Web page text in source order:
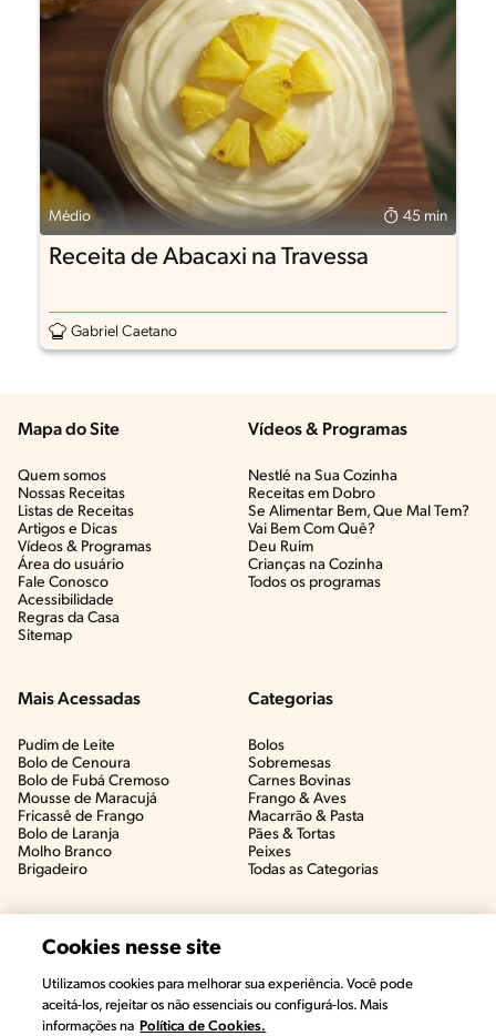
Médio 45 min
Receita de Abacaxi na Travessa
Gabriel Caetano
Mapa do Site
Quem somos
Nossas Receitas
Listas de Receitas​
Artigos e Dicas​
Vídeos & Programas​
Área do usuário
Fale Conosco
Acessibilidade
Regras da Casa
Sitemap
Vídeos & Programas​
Nestlé na Sua Cozinha
Receitas em Dobro
Se Alimentar Bem, Que Mal Tem?​
Vai Bem Com Quê?​
Deu Ruim​
Crianças na Cozinha​
Todos os programas
Mais Acessadas
Pudim de Leite
Bolo de Cenoura
Bolo de Fubá Cremoso
Mousse de Maracujá
Fricassê de Frango
Bolo de Laranja
Molho Branco
Brigadeiro
Categorias
Bolos
Sobremesas
Carnes Bovinas​
Frango & Aves​
Macarrão & Pasta​
Pães & Tortas​
Peixes
Todas as Categorias
Cookies nesse site
Utilizamos cookies para melhorar sua experiência. Você pode
aceitá-los, rejeitar os não essenciais ou configurá-los. Mais
informações na Política de Cookies.